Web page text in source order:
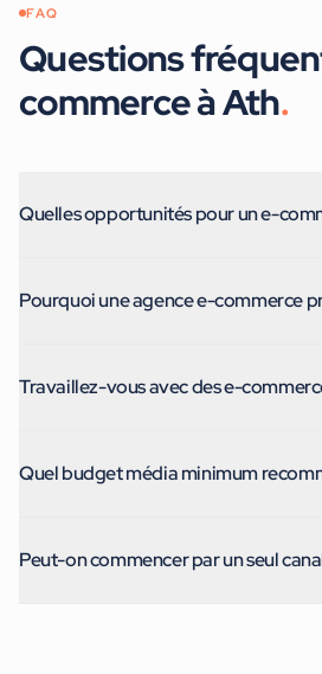
FAQ
Questions
commerceàAth.
Quelles opportunités pour un e-
Pourquoi une agence e-commerce
Travaillez-vous avec des e-
Quel budget média minimum
Peut-on commencer par un seul